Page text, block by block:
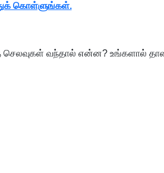
கொள்ளுங்கள்.
செலவுகள் வந்தால் என்ன? உங்களால்